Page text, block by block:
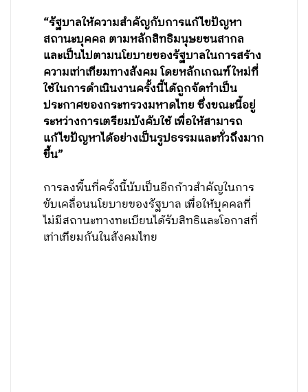
“รัฐบาลให้ความสำคัญกับการแก้ไขปัญหา
สถานะบุคคล ตามหลักสิทธิมนุษยชนสากล
และเป็นไปตามนโยบายของรัฐบาลในการสร้าง
ความเท่าเทียมทางสังคม โดยหลักเกณฑ์ใหม่ที่
ใช้ในการดำเนินงานครั้งนี้ได้ถูกจัดทำเป็น
ประกาศของกระทรวงมหาดไทย ซึ่งขณะนี้อยู่
ระหว่างการเตรียมบังคับใช้ เพื่อให้สามารถ
แก้ไขปัญหาได้อย่างเป็นรูปธรรมและทั่วถึงมาก
ขึ้น”
การลงพื้นที่ครั้งนี้นับเป็นอีกก้าวสำคัญในการ
ขับเคลื่อนนโยบายของรัฐบาล เพื่อให้บุคคลที่
ไม่มีสถานะทางทะเบียนได้รับสิทธิและโอกาสที่
เท่าเทียมกันในสังคมไทย